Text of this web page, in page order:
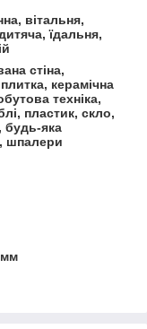
вітальня,
їдальня,
стіна,
керамічна
техніка,
пластик, скло,
будь-яка
шпалери
мм